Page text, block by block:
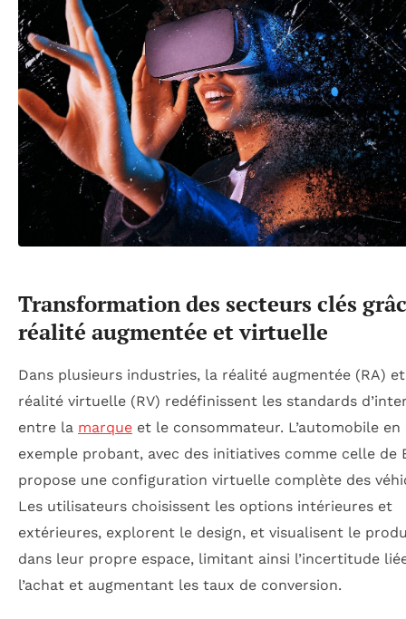
Transformation des secteurs clés
réalité augmentée et virtuelle
Dans plusieurs industries, la réalité augmentée (RA)
réalité virtuelle (RV) redéfinissent les standards
entre la marque et le consommateur. L’automobile en
exemple probant, avec des initiatives comme celle de
propose une configuration virtuelle complète des
Les utilisateurs choisissent les options intérieures et
extérieures, explorent le design, et visualisent le
dans leur propre espace, limitant ainsi l’incertitude
l’achat et augmentant les taux de conversion.